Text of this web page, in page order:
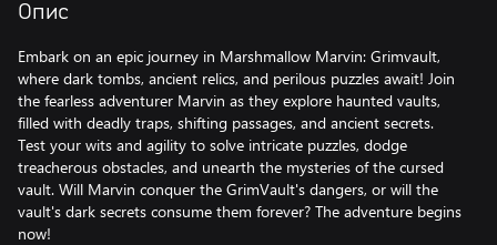
Опис
Embark on an epic journey in Marshmallow Marvin: Grimvault,
where dark tombs, ancient relics, and perilous puzzles await! Join
the fearless adventurer Marvin as they explore haunted vaults,
filled with deadly traps, shifting passages, and ancient secrets.
Test your wits and agility to solve intricate puzzles, dodge
treacherous obstacles, and unearth the mysteries of the cursed
vault. Will Marvin conquer the GrimVault's dangers, or will the
vault's dark secrets consume them forever? The adventure begins
now!